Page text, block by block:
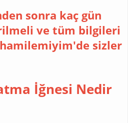
sonra kaç gün
ve tüm bilgileri
sizler
İğnesi Nedir